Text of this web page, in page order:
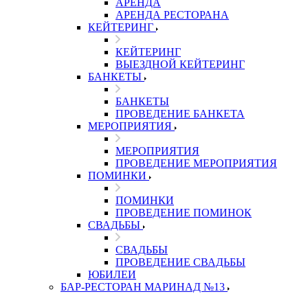
АРЕНДА
АРЕНДА РЕСТОРАНА
КЕЙТЕРИНГ
КЕЙТЕРИНГ
ВЫЕЗДНОЙ КЕЙТЕРИНГ
БАНКЕТЫ
БАНКЕТЫ
ПРОВЕДЕНИЕ БАНКЕТА
МЕРОПРИЯТИЯ
МЕРОПРИЯТИЯ
ПРОВЕДЕНИЕ МЕРОПРИЯТИЯ
ПОМИНКИ
ПОМИНКИ
ПРОВЕДЕНИЕ ПОМИНОК
СВАДЬБЫ
СВАДЬБЫ
ПРОВЕДЕНИЕ СВАДЬБЫ
ЮБИЛЕИ
БАР-РЕСТОРАН МАРИНАД №13